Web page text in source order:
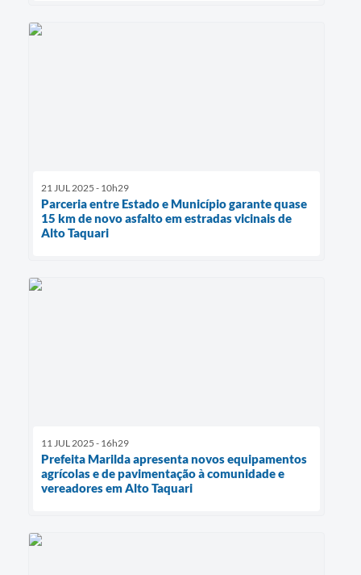
21 JUL 2025 - 10h29
Parceria entre Estado e Município garante quase
15 km de novo asfalto em estradas vicinais de
Alto Taquari
11 JUL 2025 - 16h29
Prefeita Marilda apresenta novos equipamentos
agrícolas e de pavimentação à comunidade e
vereadores em Alto Taquari